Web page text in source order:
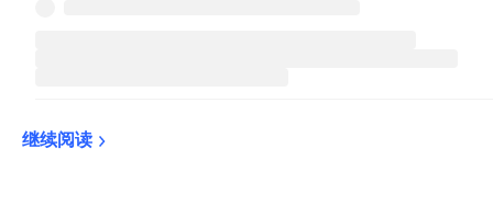
继续阅读